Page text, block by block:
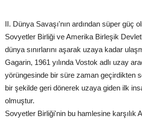
II. Dünya Savaşı'nın ardından süper güç
Sovyetler Birliği ve Amerika Birleşik
dünya sınırlarını aşarak uzaya kadar
Gagarin, 1961 yılında Vostok adlı uzay
yörüngesinde bir süre zaman geçirdikten
bir şekilde geri dönerek uzaya giden ilk
olmuştur.
Sovyetler Birliği'nin bu hamlesine karşılık